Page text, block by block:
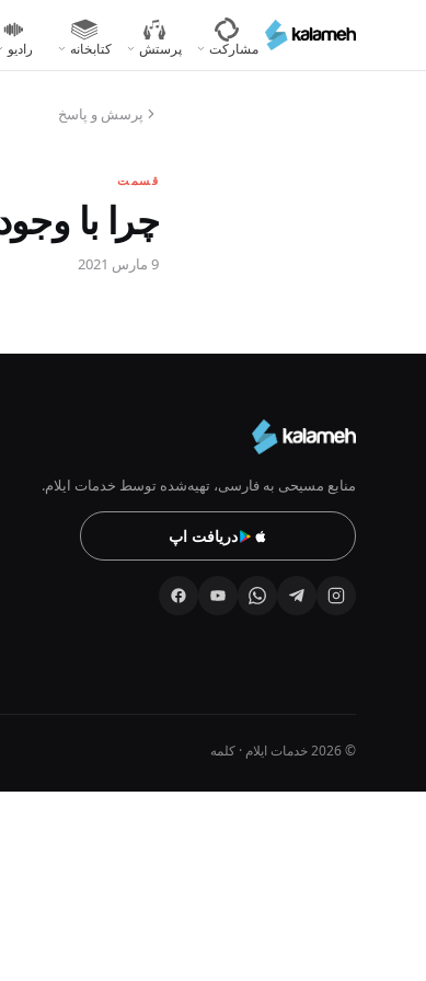
محتوای
مشارکت پرستش کتابخانه رادیو
پرسش و پاسخ
قسمت
چرا با
9 مارس 2021
منابع مسیحی به فارسی، تهیه‌شده توسط خدمات ایلام.
دریافت اپ
© 2026 خدمات ایلام · کلمه